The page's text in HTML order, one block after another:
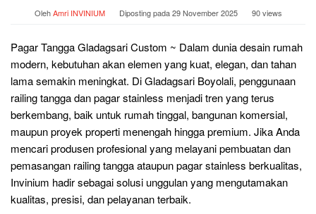
OlehAmri INVINIUM Diposting pada29 November 2025 90 views
Pagar Tangga Gladagsari Custom ~ Dalam dunia desain rumah
modern, kebutuhan akan elemen yang kuat, elegan, dan tahan
lama semakin meningkat. Di Gladagsari Boyolali, penggunaan
railing tangga dan pagar stainless menjadi tren yang terus
berkembang, baik untuk rumah tinggal, bangunan komersial,
maupun proyek properti menengah hingga premium. Jika Anda
mencari produsen profesional yang melayani pembuatan dan
pemasangan railing tangga ataupun pagar stainless berkualitas,
Invinium hadir sebagai solusi unggulan yang mengutamakan
kualitas, presisi, dan pelayanan terbaik.